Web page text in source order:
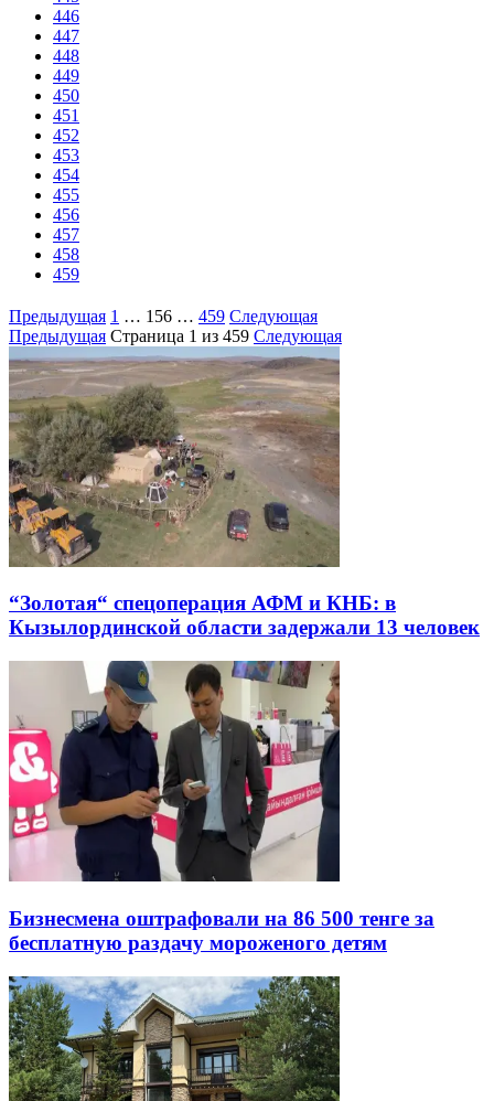
446
447
448
449
450
451
452
453
454
455
456
457
458
459
Предыдущая 1 … 156 … 459 Следующая
Предыдущая Страница 1 из 459 Следующая
“Золотая“ спецоперация АФМ и КНБ: в
Кызылординской области задержали 13 человек
Бизнесмена оштрафовали на 86 500 тенге за
бесплатную раздачу мороженого детям